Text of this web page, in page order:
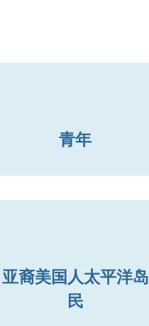
青年
亚裔美国人太平洋岛
民